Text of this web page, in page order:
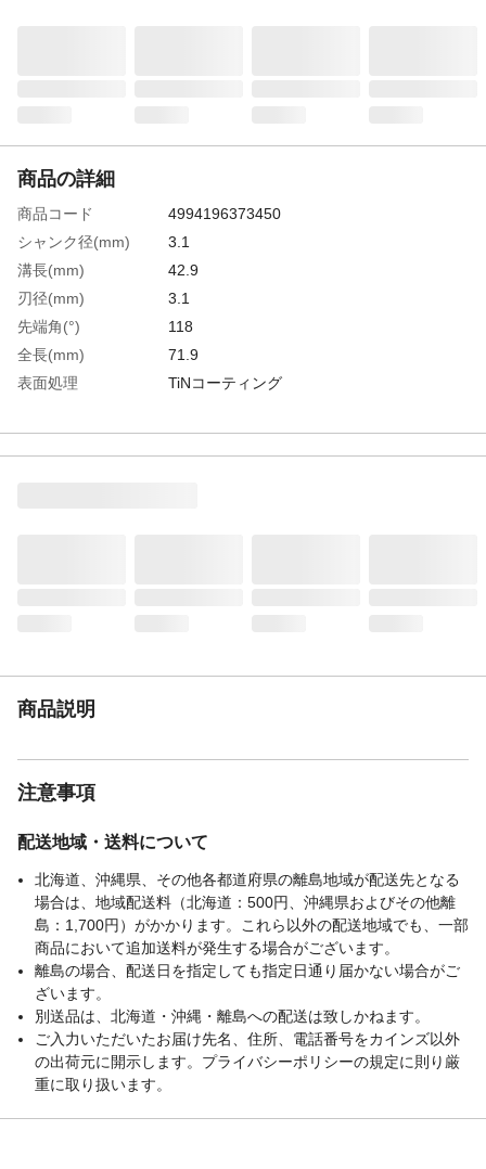
商品の詳細
商品コード
4994196373450
シャンク径(mm)
3.1
溝長(mm)
42.9
刃径(mm)
3.1
先端角(°)
118
全長(mm)
71.9
表面処理
TiNコーティング
重さ
7.000G
商品説明
注意事項
配送地域・送料について
北海道、沖縄県、その他各都道府県の離島地域が配送先となる
場合は、地域配送料（北海道：500円、沖縄県およびその他離
島：1,700円）がかかります。これら以外の配送地域でも、一部
商品において追加送料が発生する場合がございます。
離島の場合、配送日を指定しても指定日通り届かない場合がご
ざいます。
別送品は、北海道・沖縄・離島への配送は致しかねます。
ご入力いただいたお届け先名、住所、電話番号をカインズ以外
の出荷元に開示します。プライバシーポリシーの規定に則り厳
重に取り扱います。